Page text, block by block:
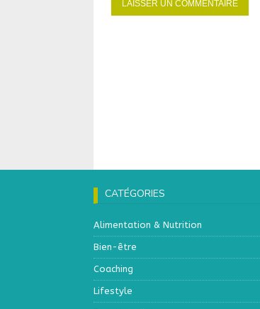
CATÉGORIES
Alimentation & Nutrition
Bien-être
Coaching
Lifestyle